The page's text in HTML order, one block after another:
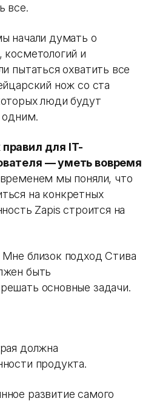
все.
начали думать о
косметологий и
пытаться охватить все
нож со ста
люди будут
одним.
для IT-
— уметь вовремя
мы поняли, что
на конкретных
Zapis строится на
близок подход Стива
быть
основные задачи.
должна
продукта.
развитие самого